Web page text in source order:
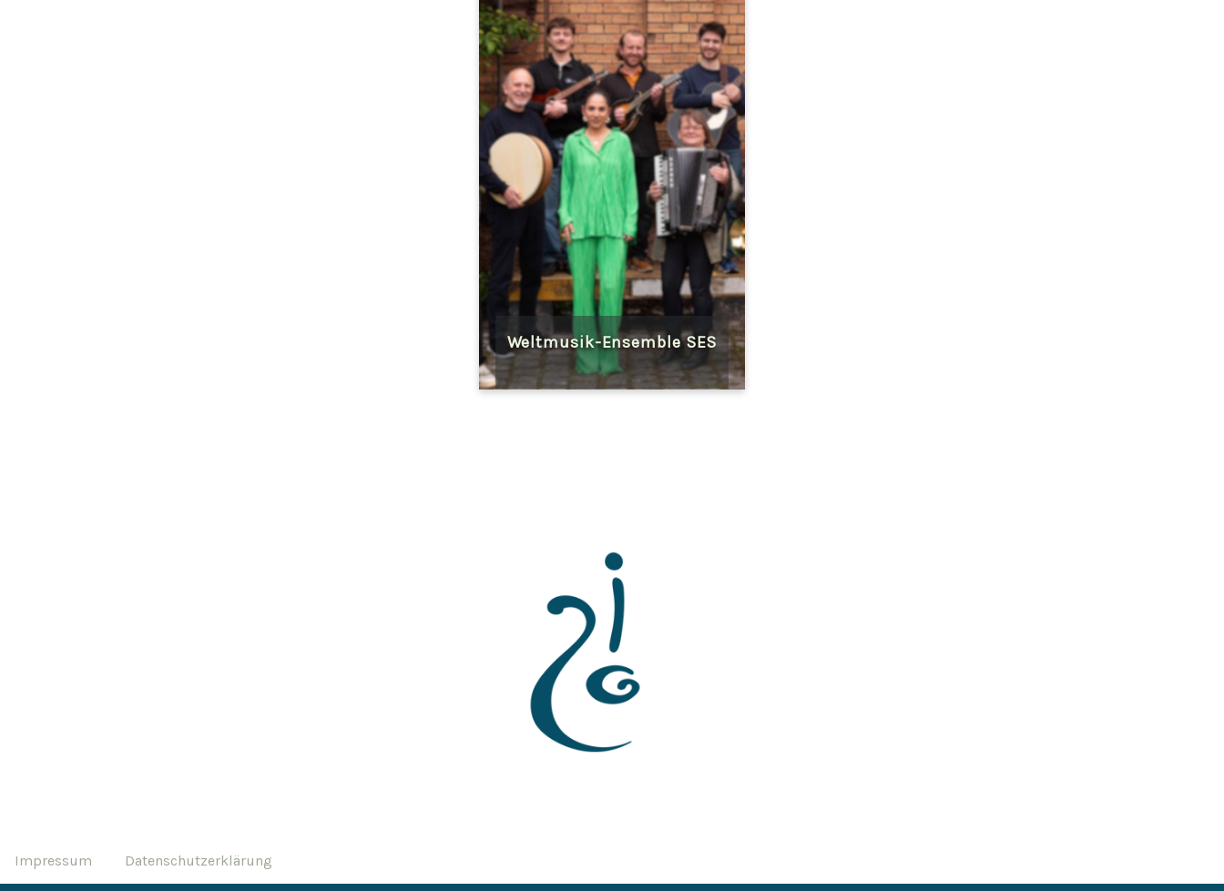
Weltmusik-Ensemble SES
Impressum Datenschutzerklärung